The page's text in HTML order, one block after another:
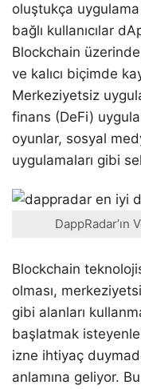
oluştukça
bağlı kullanıcılar
Blockchain
ve kalıcı biçimde
Merkeziyetsiz
finans (DeFi)
oyunlar, sosyal
uygulamaları gibi
DappRadar’ın
Blockchain
olması,
gibi alanları
başlatmak
izne ihtiyaç
anlamına geliyor.